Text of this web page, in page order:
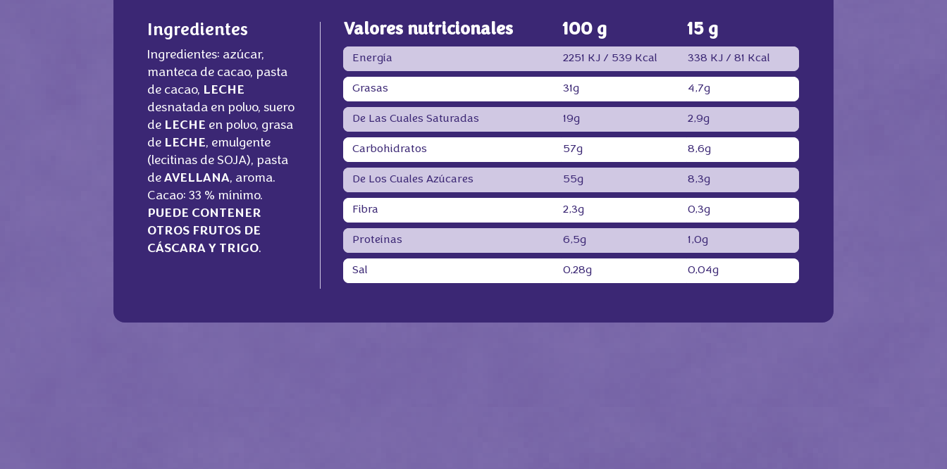
Ingredientes
Ingredientes: azúcar,
manteca de cacao, pasta
de cacao, LECHE
desnatada en polvo, suero
de LECHE en polvo, grasa
de LECHE, emulgente
(lecitinas de SOJA), pasta
de AVELLANA, aroma.
Cacao: 33 % mínimo.
PUEDE CONTENER
OTROS FRUTOS DE
CÁSCARA Y TRIGO.
Valores nutricionales 100 g 15 g
Energía 2251 KJ / 539 Kcal 338 KJ / 81 Kcal
Grasas 31g 4,7g
De Las Cuales Saturadas 19g 2,9g
Carbohidratos 57g 8,6g
De Los Cuales Azúcares 55g 8,3g
Fibra 2,3g 0,3g
Proteínas 6,5g 1,0g
Sal 0,28g 0,04g